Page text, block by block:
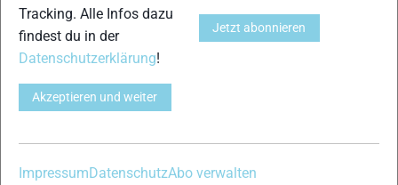
15
Tracking. Alle Infos dazu
findest du in der
Datenschutzerklärung!
Akzeptieren und weiter
Jetzt abonnieren
ImpressumDatenschutzAbo verwalten